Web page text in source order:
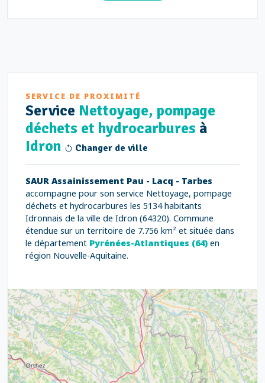
SERVICE DE PROXIMITÉ
Service Nettoyage, pompage
déchets et hydrocarbures à
Idron
Changer de ville
SAUR Assainissement Pau - Lacq - Tarbes
accompagne pour son service Nettoyage, pompage
déchets et hydrocarbures les 5134 habitants
Idronnais de la ville de Idron (64320). Commune
étendue sur un territoire de 7.756 km² et située dans
le département Pyrénées-Atlantiques (64) en
région Nouvelle-Aquitaine.